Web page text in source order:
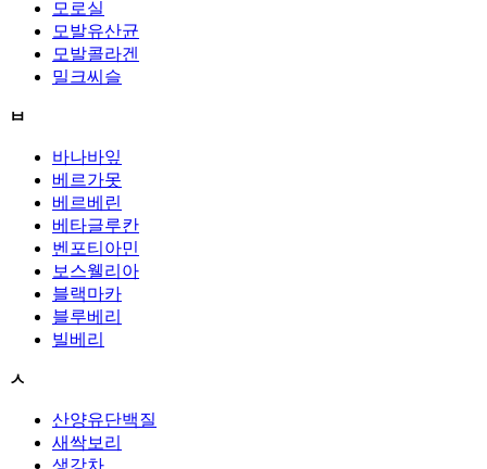
모로실
모발유산균
모발콜라겐
밀크씨슬
ㅂ
바나바잎
베르가못
베르베린
베타글루칸
벤포티아민
보스웰리아
블랙마카
블루베리
빌베리
ㅅ
산양유단백질
새싹보리
생강차